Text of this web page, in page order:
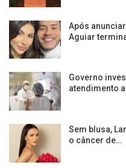
Após
Aguiar
Governo
atendimento
Sem blusa,
o câncer de…